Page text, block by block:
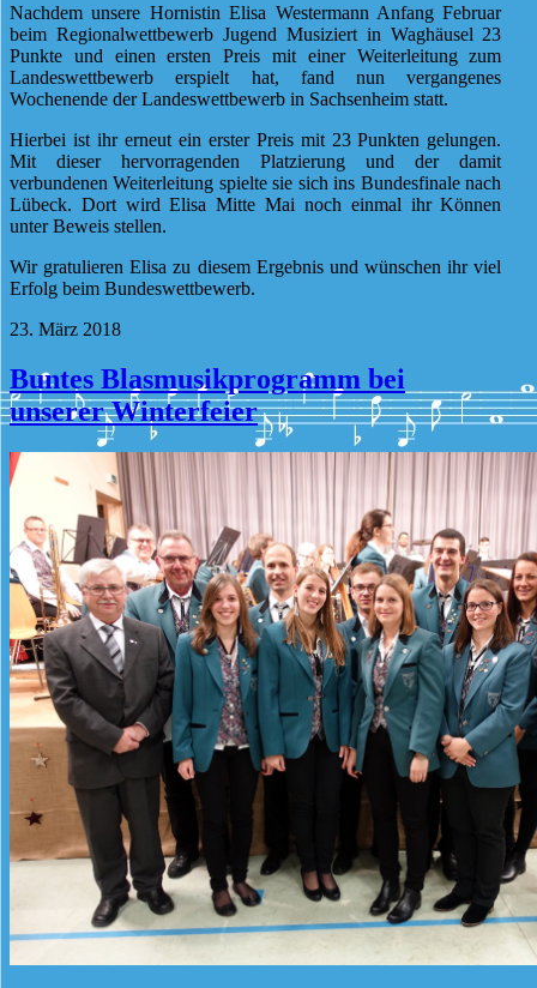
Nachdem unsere Hornistin Elisa Westermann Anfang Februar
beim Regionalwettbewerb Jugend Musiziert in Waghäusel 23
Punkte und einen ersten Preis mit einer Weiterleitung zum
Landeswettbewerb erspielt hat, fand nun vergangenes
Wochenende der Landeswettbewerb in Sachsenheim statt.
Hierbei ist ihr erneut ein erster Preis mit 23 Punkten gelungen.
Mit dieser hervorragenden Platzierung und der damit
verbundenen Weiterleitung spielte sie sich ins Bundesfinale nach
Lübeck. Dort wird Elisa Mitte Mai noch einmal ihr Können
unter Beweis stellen.
Wir gratulieren Elisa zu diesem Ergebnis und wünschen ihr viel
Erfolg beim Bundeswettbewerb.
23. März 2018
Buntes Blasmusikprogramm bei
unserer Winterfeier